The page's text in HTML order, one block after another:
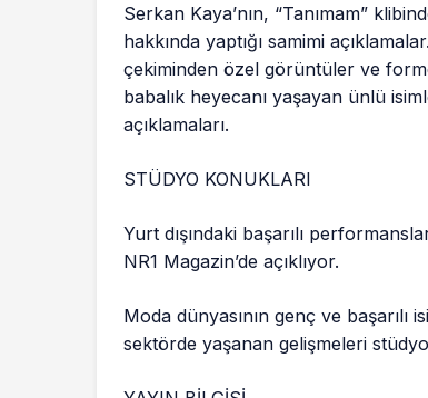
Serkan Kaya’nın, “Tanımam”
hakkında yaptığı samimi
çekiminden özel görüntüler ve
babalık heyecanı yaşayan ünlü
açıklamaları.
STÜDYO KONUKLARI
Yurt dışındaki başarılı
NR1 Magazin’de açıklıyor.
Moda dünyasının genç ve
sektörde yaşanan gelişmeleri